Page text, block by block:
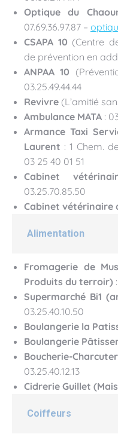
Optique du
07.69.36.97.87 –
CSAPA 10 (Centre
de prévention en
ANPAA 10
03.25.49.44.44
Revivre (L’amitié
Ambulance MATA :
Armance Taxi
Laurent : 1 Chem.
03 25 40 01 51
Cabinet
03.25.70.85.50
Cabinet vétérinaire
Alimentation
Fromagerie de
Produits du terroir)
Supermarché Bi1
03.25.40.10.50
Boulangerie la
Boulangerie
Boucherie-
03.25.40.12.13
Cidrerie Guillet
Coiffeurs